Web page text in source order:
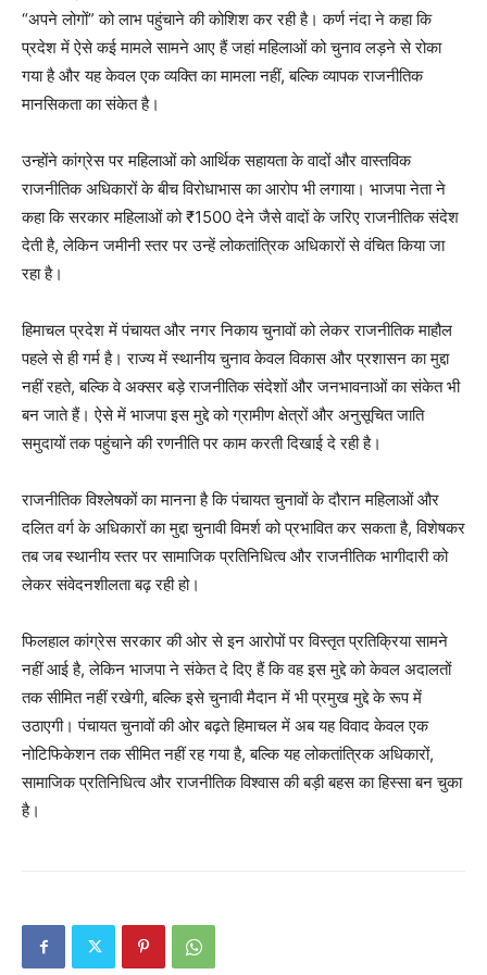
Magazine PRO
Company
Subscription Plans
My account
“अपने लोगों” को लाभ पहुंचाने की कोशिश कर रही है। कर्ण नंदा ने कहा कि
प्रदेश में ऐसे कई मामले सामने आए हैं जहां महिलाओं को चुनाव लड़ने से रोका
गया है और यह केवल एक व्यक्ति का मामला नहीं, बल्कि व्यापक राजनीतिक
मानसिकता का संकेत है।
उन्होंने कांग्रेस पर महिलाओं को आर्थिक सहायता के वादों और वास्तविक
राजनीतिक अधिकारों के बीच विरोधाभास का आरोप भी लगाया। भाजपा नेता ने
कहा कि सरकार महिलाओं को ₹1500 देने जैसे वादों के जरिए राजनीतिक संदेश
देती है, लेकिन जमीनी स्तर पर उन्हें लोकतांत्रिक अधिकारों से वंचित किया जा
रहा है।
हिमाचल प्रदेश में पंचायत और नगर निकाय चुनावों को लेकर राजनीतिक माहौल
पहले से ही गर्म है। राज्य में स्थानीय चुनाव केवल विकास और प्रशासन का मुद्दा
नहीं रहते, बल्कि वे अक्सर बड़े राजनीतिक संदेशों और जनभावनाओं का संकेत भी
बन जाते हैं। ऐसे में भाजपा इस मुद्दे को ग्रामीण क्षेत्रों और अनुसूचित जाति
समुदायों तक पहुंचाने की रणनीति पर काम करती दिखाई दे रही है।
राजनीतिक विश्लेषकों का मानना है कि पंचायत चुनावों के दौरान महिलाओं और
दलित वर्ग के अधिकारों का मुद्दा चुनावी विमर्श को प्रभावित कर सकता है, विशेषकर
तब जब स्थानीय स्तर पर सामाजिक प्रतिनिधित्व और राजनीतिक भागीदारी को
लेकर संवेदनशीलता बढ़ रही हो।
फिलहाल कांग्रेस सरकार की ओर से इन आरोपों पर विस्तृत प्रतिक्रिया सामने
नहीं आई है, लेकिन भाजपा ने संकेत दे दिए हैं कि वह इस मुद्दे को केवल अदालतों
तक सीमित नहीं रखेगी, बल्कि इसे चुनावी मैदान में भी प्रमुख मुद्दे के रूप में
उठाएगी। पंचायत चुनावों की ओर बढ़ते हिमाचल में अब यह विवाद केवल एक
नोटिफिकेशन तक सीमित नहीं रह गया है, बल्कि यह लोकतांत्रिक अधिकारों,
सामाजिक प्रतिनिधित्व और राजनीतिक विश्वास की बड़ी बहस का हिस्सा बन चुका
है।